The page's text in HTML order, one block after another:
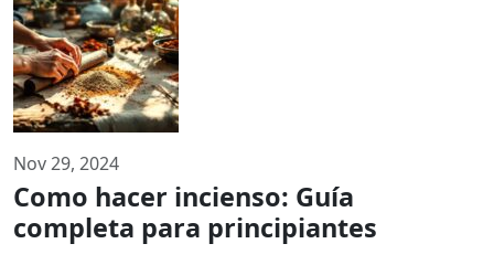
Nov 29, 2024
Como hacer incienso: Guía
completa para principiantes